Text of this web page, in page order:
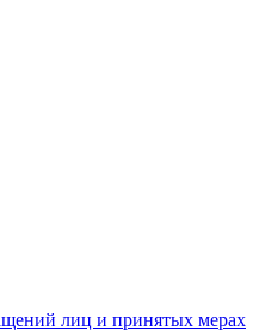
лиц и принятых мерах